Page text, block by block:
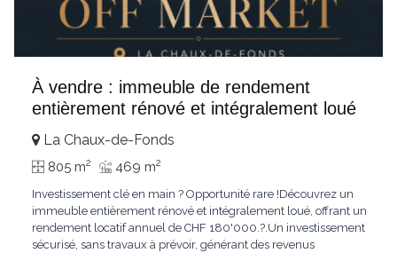
À vendre : immeuble de rendement
entièrement rénové et intégralement loué
La Chaux-de-Fonds
805 m2 469 m2
Investissement clé en main ? Opportunité rare !Découvrez un
immeuble entièrement rénové et intégralement loué, offrant un
rendement locatif annuel de CHF 180'000.?.Un investissement
sécurisé, sans travaux à prévoir, générant des revenus